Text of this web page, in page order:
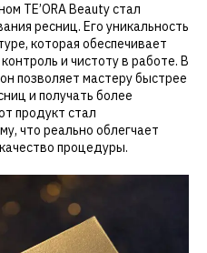
TE’ORA Beauty стал
ресниц. Его уникальность
которая обеспечивает
и чистоту в работе. В
позволяет мастеру быстрее
и получать более
продукт стал
что реально облегчает
процедуры.